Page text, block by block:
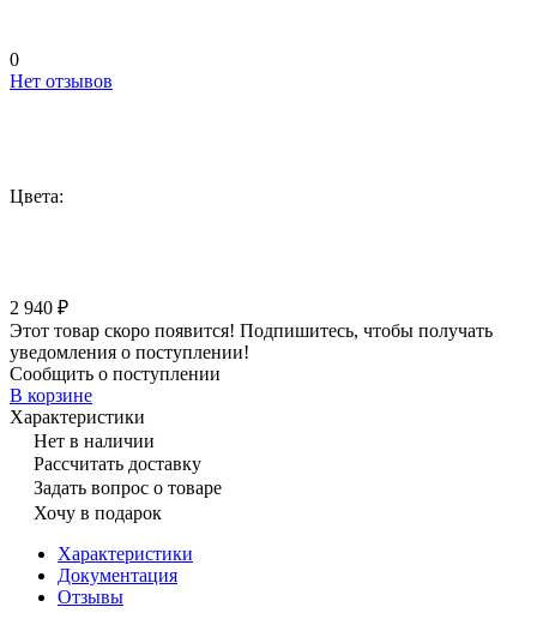
0
Нет отзывов
Цвета:
2 940 ₽
Этот товар скоро появится! Подпишитесь, чтобы получать
уведомления о поступлении!
Сообщить о поступлении
В корзине
Характеристики
Нет в наличии
Рассчитать доставку
Задать вопрос о товаре
Хочу в подарок
Характеристики
Документация
Отзывы